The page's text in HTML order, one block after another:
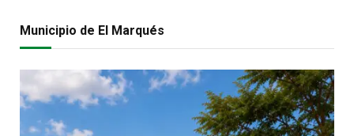
Municipio de El Marqués